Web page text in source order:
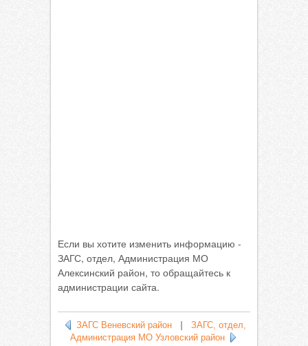
Если вы хотите изменить информацию -
ЗАГС, отдел, Администрация МО
Алексинский район, то обращайтесь к
администрации сайта.
ЗАГС Веневский район| ЗАГС, отдел,
Администрация МО Узловский район